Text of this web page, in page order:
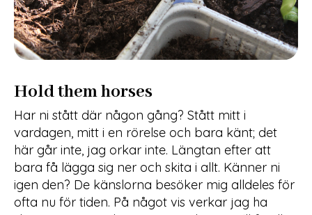
Hold them horses
Har ni stått där någon gång? Stått mitt i
vardagen, mitt i en rörelse och bara känt; det
här går inte, jag orkar inte. Längtan efter att
bara få lägga sig ner och skita i allt. Känner ni
igen den? De känslorna besöker mig alldeles för
ofta nu för tiden. På något vis verkar jag ha